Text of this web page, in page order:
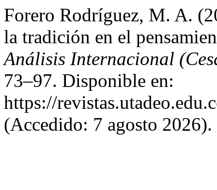
Forero Rodríguez, M. A.
la tradición en el
Análisis Internacional
73–97. Disponible en:
https://
(Accedido: 7 agosto 2026).